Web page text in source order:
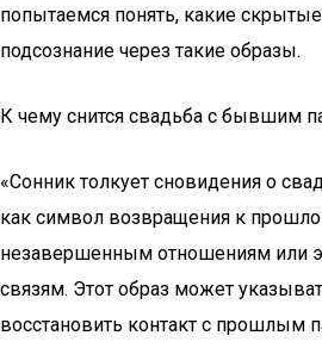
попытаемся понять, какие
подсознание через такие образы.
К чему снится свадьба с бывшим
«Сонник толкует сновидения о
как символ возвращения к
незавершенным отношениям или
связям. Этот образ может
восстановить контакт с прошлым